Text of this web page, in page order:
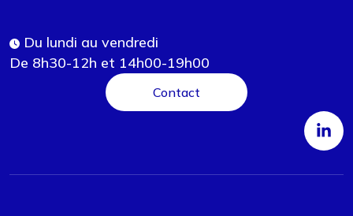
Du lundi au vendredi
De 8h30-12h et 14h00-19h00
Contact